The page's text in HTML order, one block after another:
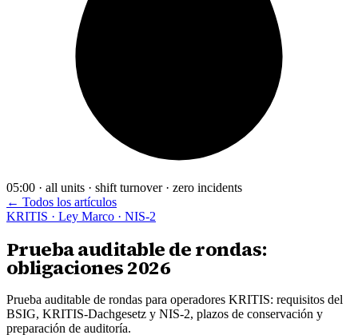
05:00 · all units · shift turnover · zero incidents
← Todos los artículos
KRITIS · Ley Marco · NIS-2
Prueba auditable de rondas:
obligaciones 2026
Prueba auditable de rondas para operadores KRITIS: requisitos del
BSIG, KRITIS-Dachgesetz y NIS-2, plazos de conservación y
preparación de auditoría.